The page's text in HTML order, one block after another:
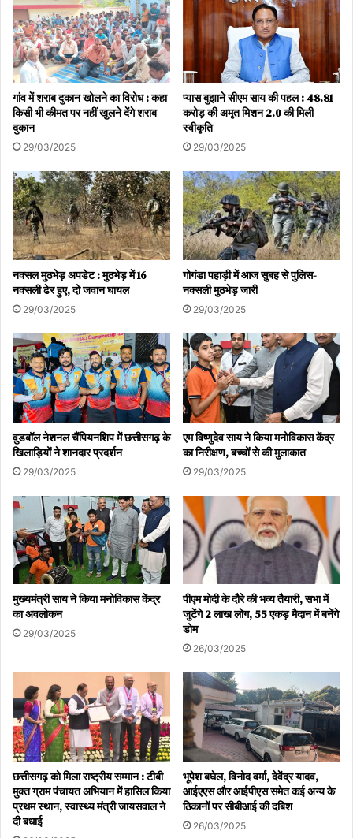
गांव में शराब दुकान खोलने का विरोध : कहा
किसी भी कीमत पर नहीं खुलने देंगे शराब
दुकान
29/03/2025
प्यास बुझाने सीएम साय की पहल : 48.81
करोड़ की अमृत मिशन 2.0 की मिली
स्वीकृति
29/03/2025
नक्सल मुठभेड़ अपडेट : मुठभेड़ में 16
नक्सली ढेर हुए, दो जवान घायल
29/03/2025
गोगंडा पहाड़ी में आज सुबह से पुलिस-
नक्सली मुठभेड़ जारी
29/03/2025
वुडबॉल नेशनल चैंपियनशिप में छत्तीसगढ़ के
खिलाड़ियों ने शानदार प्रदर्शन
29/03/2025
एम विष्णुदेव साय ने किया मनोविकास केंद्र
का निरीक्षण, बच्चों से की मुलाकात
29/03/2025
मुख्यमंत्री साय ने किया मनोविकास केंद्र
का अवलोकन
29/03/2025
पीएम मोदी के दौरे की भव्य तैयारी, सभा में
जुटेंगे 2 लाख लोग, 55 एकड़ मैदान में बनेंगे
डोम
26/03/2025
छत्तीसगढ़ को मिला राष्ट्रीय सम्मान : टीबी
मुक्त ग्राम पंचायत अभियान में हासिल किया
प्रथम स्थान, स्वास्थ्य मंत्री जायसवाल ने
दी बधाई
भूपेश बघेल, विनोद वर्मा, देवेंद्र यादव,
आईएएस और आईपीएस समेत कई अन्य के
ठिकानों पर सीबीआई की दबिश
26/03/2025